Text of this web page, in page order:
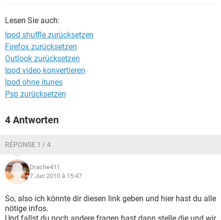
Lesen Sie auch:
Ipod shuffle zurücksetzen
Firefox zurücksetzen
Outlook zurücksetzen
Ipod video konvertieren
Ipod ohne itunes
Psp zurücksetzen
4 Antworten
RÉPONSE 1 / 4
Drache411
7 Jun 2010 à 15:47
So, also ich könnte dir diesen link geben und hier hast du alle
nötige infos.